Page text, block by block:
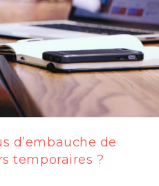
d’embauche de
temporaires ?